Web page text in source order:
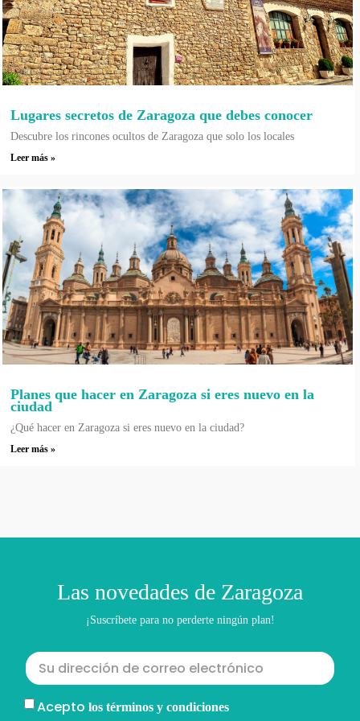
Lugares secretos de Zaragoza que debes conocer
Descubre los rincones ocultos de Zaragoza que solo los locales
Leer más »
Planes que hacer en Zaragoza si eres nuevo en la
ciudad
¿Qué hacer en Zaragoza si eres nuevo en la ciudad?
Leer más »
Las novedades de Zaragoza
¡Suscríbete para no perderte ningún plan!
Acepto los términos y condiciones